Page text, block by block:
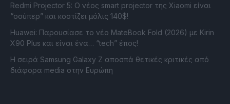
Redmi Projector 5: Ο νέος smart projector της Xiaomi είναι
“σούπερ” και κοστίζει μόλις 140$!
Huawei: Παρουσίασε το νέο MateBook Fold (2026) με Kirin
X90 Plus και είναι ένα… “tech” έπος!
Η σειρά Samsung Galaxy Z αποσπά θετικές κριτικές από
διάφορα media στην Ευρώπη